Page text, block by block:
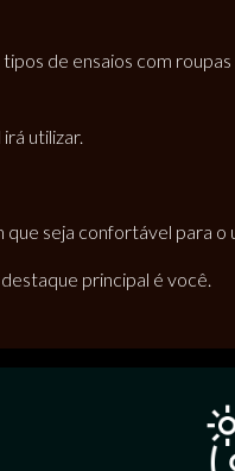
de ensaios com
utilizar.
que seja confortável para o
principal é você.